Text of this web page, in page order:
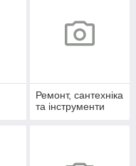
Ремонт, сантехніка
та інструменти